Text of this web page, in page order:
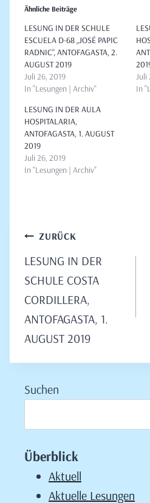
Ähnliche Beiträge
LESUNG IN DER SCHULE
ESCUELA D-68 „JOSÉ PAPIC
RADNIC“, ANTOFAGASTA, 2.
AUGUST 2019
Juli 26, 2019
In "Lesungen | Archiv"
Juli
In
LESUNG IN DER AULA
HOSPITALARIA,
ANTOFAGASTA, 1. AUGUST
2019
Juli 26, 2019
In "Lesungen | Archiv"
Beitragsnavigation
ZURÜCK
LESUNG IN DER
SCHULE COSTA
CORDILLERA,
ANTOFAGASTA, 1.
AUGUST 2019
Suchen
Überblick
Aktuell
Aktuelle Lesungen